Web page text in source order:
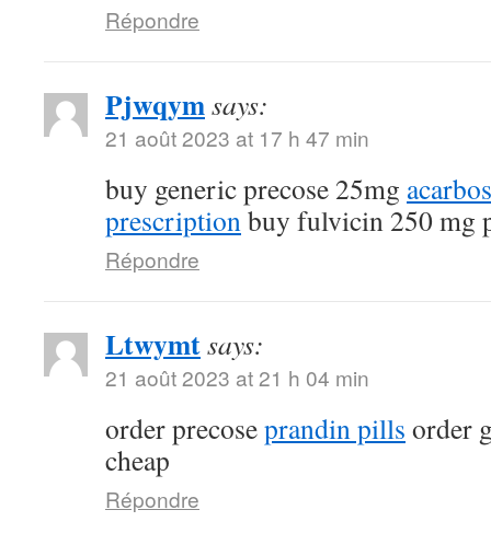
Répondre
Pjwqymsays:
21 août 2023 at 17 h 47 min
buy generic precose 25mg
prescriptionbuy fulvicin 250 mg
Répondre
Ltwymtsays:
21 août 2023 at 21 h 04 min
order precoseprandin pills order
cheap
Répondre